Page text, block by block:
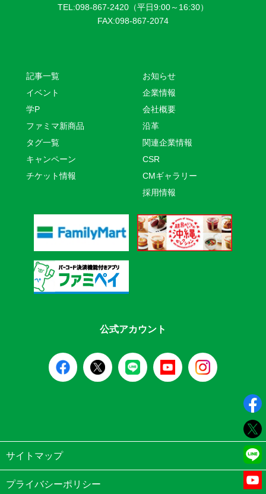
TEL:098-867-2420（平日9:00～16:30）
FAX:098-867-2074
記事一覧
イベント
学P
ファミマ新商品
タグ一覧
キャンペーン
チケット情報
お知らせ
企業情報
会社概要
沿革
関連企業情報
CSR
CMギャラリー
採用情報
公式アカウント
サイトマップ
プライバシーポリシー